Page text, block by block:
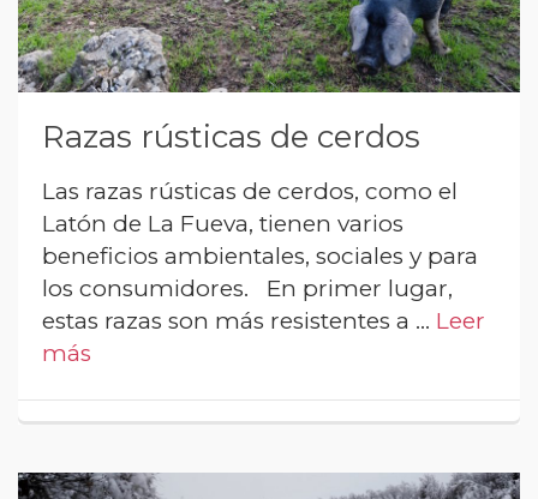
Razas rústicas de cerdos
Las razas rústicas de cerdos, como el
Latón de La Fueva, tienen varios
beneficios ambientales, sociales y para
los consumidores. En primer lugar,
estas razas son más resistentes a … Leer
más